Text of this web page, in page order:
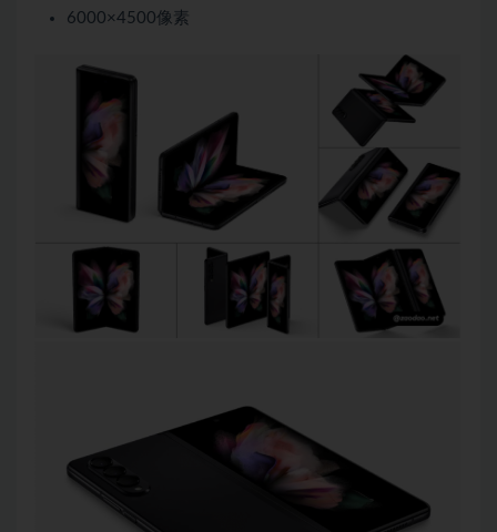
6000×4500像素